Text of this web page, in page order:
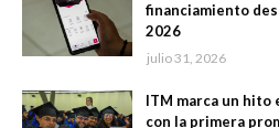
financiamiento
2026
julio 31, 2026
ITM marca un hito
con la primera